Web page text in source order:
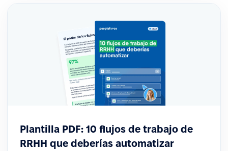
Plantilla PDF: 10 flujos de trabajo de
RRHH que deberías automatizar